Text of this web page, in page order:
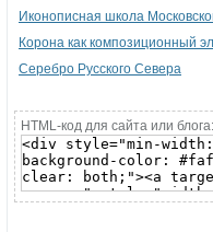
Иконописная школа
Корона как композиционный
Серебро Русского Севера
HTML-код для сайта или блога: